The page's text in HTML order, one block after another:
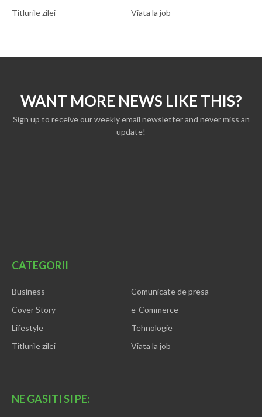
Titlurile zilei
Viata la job
WANT MORE NEWS LIKE THIS?
Sign up to receive our weekly email newsletter and never miss an
update!
CATEGORII
Business
Comunicate de presa
Cover Story
e-Commerce
Lifestyle
Tehnologie
Titlurile zilei
Viata la job
NE GASITI SI PE: